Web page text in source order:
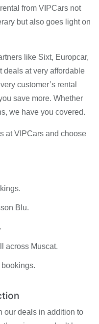
from VIPCars not
but also goes light on
like Sixt, Europcar,
deals at very affordable
customer’s rental
save more. Whether
we have you covered.
at VIPCars and choose
Blu.
across Muscat.
our deals in addition to